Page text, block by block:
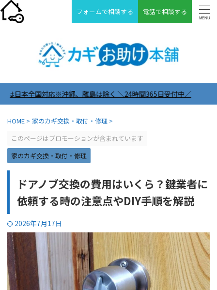
フォームで相談する 電話で相談する
離島は除く ＼24時間365日受付中／
HOME > 家のカギ交換・取付・修理 >
このページはプロモーションが含まれています
家のカギ交換・取付・修理
ドアノブ交換の費用はいくら？鍵業者に
依頼する時の注意点やDIY手順を解説
2026年7月17日